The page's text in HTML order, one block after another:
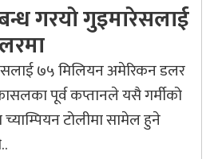
गरयाे गुइमारेसलाई
७५ मिलियन अमेरिकन डलर
पूर्व कप्तानले यसै गर्मीको
टोलीमा सामेल हुने